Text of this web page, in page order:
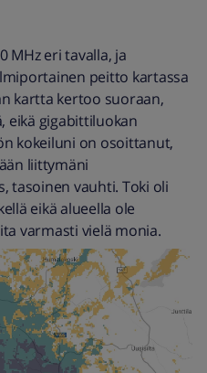
MHz eri tavalla, ja
peitto kartassa
kartta kertoo suoraan,
eikä gigabittiluokan
kokeiluni on osoittanut,
liittymäni
tasoinen vauhti. Toki oli
eikä alueella ole
varmasti vielä monia.